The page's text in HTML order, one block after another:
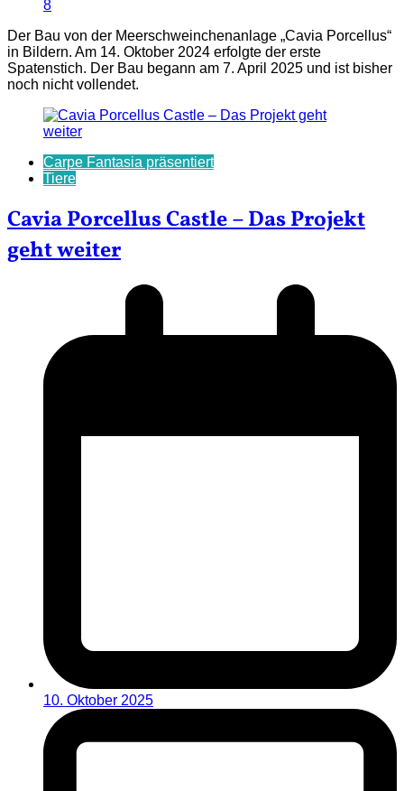
8
Der Bau von der Meerschweinchenanlage „Cavia Porcellus“
in Bildern. Am 14. Oktober 2024 erfolgte der erste
Spatenstich. Der Bau begann am 7. April 2025 und ist bisher
noch nicht vollendet.
Carpe Fantasia präsentiert
Tiere
Cavia Porcellus Castle – Das Projekt
geht weiter
10. Oktober 2025